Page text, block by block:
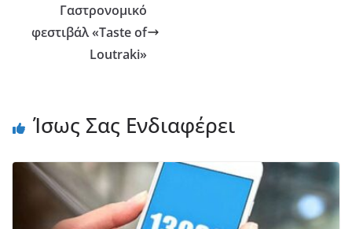
Γαστρονομικό
φεστιβάλ «Taste of
Loutraki»
Ίσως Σας Ενδιαφέρει